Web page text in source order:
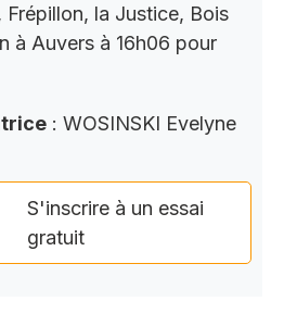
Frépillon, la Justice, Bois
à Auvers à 16h06 pour
: WOSINSKI Evelyne
S'inscrire à un essai
gratuit